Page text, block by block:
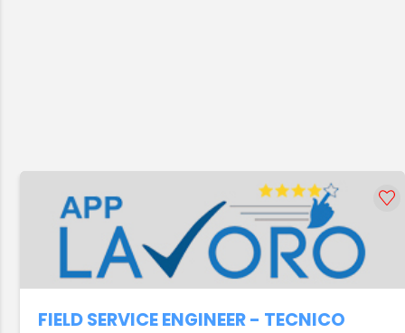
FIELD SERVICE ENGINEER - TECNICO